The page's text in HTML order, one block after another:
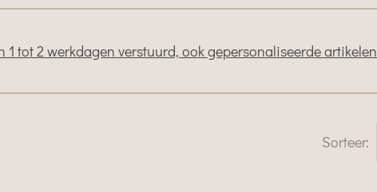
tot 2 werkdagen verstuurd, ook gepersonaliseerde artikelen
Sorteer: